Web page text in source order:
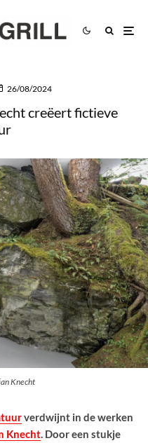
26/08/2024
creëert fictieve
Knecht
verdwijnt in de werken
Knecht. Door een stukje